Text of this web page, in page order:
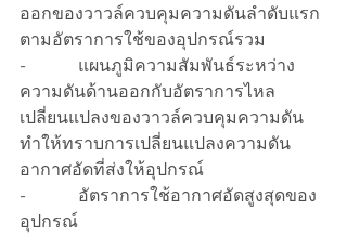
ออกของวาวล์ควบคุมความดันลำดับแรก
ตามอัตราการใช้ของอุปกรณ์รวม
-            แผนภูมิความสัมพันธ์ระหว่าง
ความดันด้านออกกับอัตราการไหล
เปลี่ยนแปลงของวาวล์ควบคุมความดัน
ทำให้ทราบการเปลี่ยนแปลงความดัน
อากาศอัดที่ส่งให้อุปกรณ์
-            อัตราการใช้อากาศอัดสูงสุดของ
อุปกรณ์